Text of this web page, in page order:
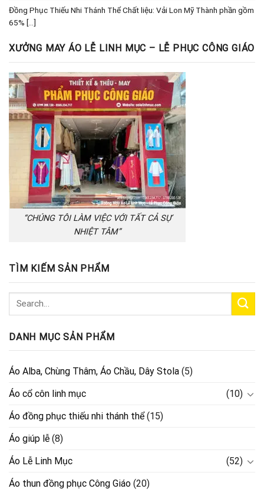
Đồng Phục Thiếu Nhi Thánh Thể Chất liệu: Vải Lon Mỹ Thành phần gồm
65% [...]
XƯỞNG MAY ÁO LỄ LINH MỤC – LỄ PHỤC CÔNG GIÁO
“CHÚNG TÔI LÀM VIỆC VỚI TẤT CẢ SỰ
NHIỆT TÂM”
TÌM KIẾM SẢN PHẨM
DANH MỤC SẢN PHẨM
Áo Alba, Chùng Thâm, Áo Chầu, Dây Stola (5)
Áo cổ côn linh mục
(10)
Áo đồng phục thiếu nhi thánh thể(15)
Áo giúp lễ (8)
Áo Lễ Linh Mục
(52)
Áo thun đồng phục Công Giáo (20)